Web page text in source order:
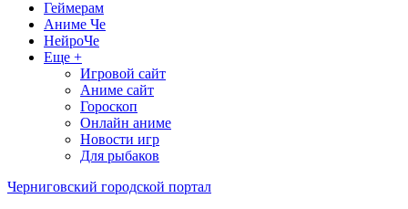
Геймерам
Аниме Че
НейроЧе
Еще +
Игровой сайт
Аниме сайт
Гороскоп
Онлайн аниме
Новости игр
Для рыбаков
Черниговский городской портал